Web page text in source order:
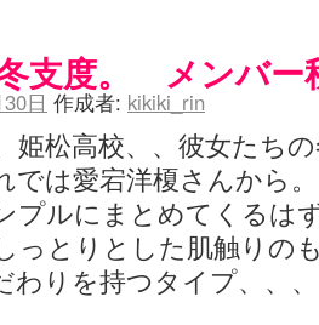
支度。 メンバー
日 作成者: kikiki_rin
姫松高校、、彼女たち
では愛宕洋榎さんから
プルにまとめてくるは
っとりとした肌触りの
わりを持つタイプ、、